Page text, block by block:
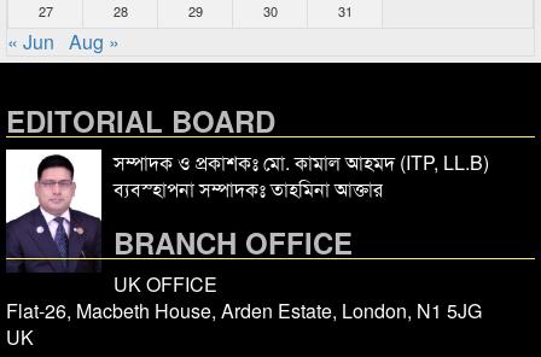
27
28 29 30 31
« Jun Aug »
EDITORIAL BOARD
সম্পাদক ও প্রকাশকঃ মো. কামাল আহমদ (ITP, LL.B)
ব্যবস্হাপনা সম্পাদকঃ তাহমিনা আক্তার
BRANCH OFFICE
UK OFFICE
Flat-26, Macbeth House, Arden Estate, London, N1 5JG
UK